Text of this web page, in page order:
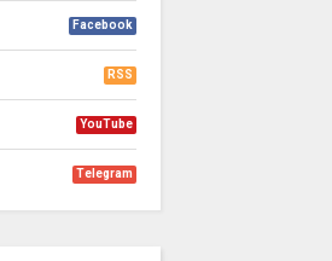
Facebook
RSS
YouTube
Telegram